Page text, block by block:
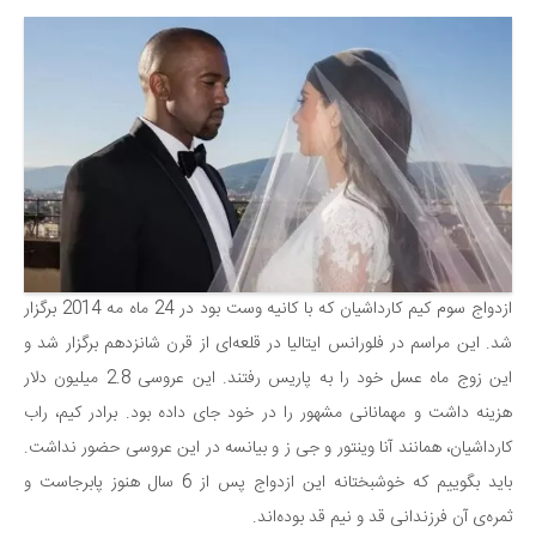
ازدواج سوم کیم کارداشیان که با کانیه وست بود در 24 ماه مه 2014 برگزار
شد. این مراسم در فلورانس ایتالیا در قلعه‌ای از قرن شانزدهم برگزار شد و
این زوج ماه عسل خود را به پاریس رفتند. این عروسی 2.8 میلیون دلار
هزینه داشت و مهمانانی مشهور را در خود جای داده بود. برادر کیم، راب
کارداشیان، همانند آنا وینتور و جی ز و بیانسه در این عروسی حضور نداشت.
باید بگوییم که خوشبختانه این ازدواج پس از 6 سال هنوز پابرجاست و
ثمره‌ی آن فرزندانی قد و نیم قد بوده‌اند.